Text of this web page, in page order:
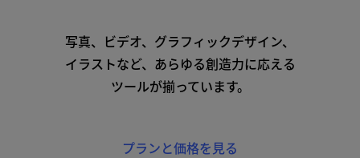
写真、 ビデオ、 グラフィックデザイン、
イラストなど、 あらゆる創造力に応える
ツールが揃っています。
プランと価格を 見る